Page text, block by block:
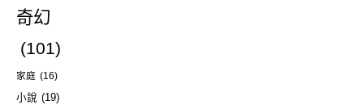
奇幻
(101)
家庭 (16)
小說 (19)